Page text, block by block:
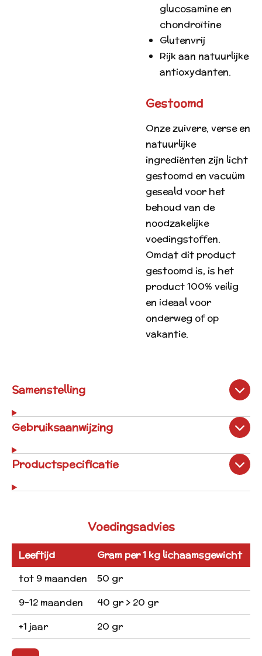
glucosamine en
chondroïtine
Glutenvrij
Rijk aan natuurlijke
antioxydanten.
Gestoomd
Onze zuivere, verse en
natuurlijke
ingrediënten zijn licht
gestoomd en vacuüm
geseald voor het
behoud van de
noodzakelijke
voedingstoffen.
Omdat dit product
gestoomd is, is het
product 100% veilig
en ideaal voor
onderweg of op
vakantie.
Samenstelling
Gebruiksaanwijzing
Productspecificatie
Voedingsadvies
Leeftijd
Gram per 1 kg lichaamsgewicht
tot 9 maanden
50 gr
9-12 maanden
40 gr > 20 gr
+1 jaar
20 gr